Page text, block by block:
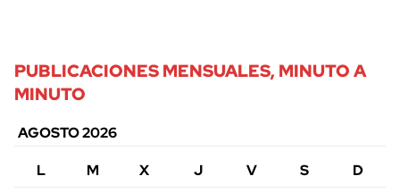
PUBLICACIONES MENSUALES, MINUTO A
MINUTO
AGOSTO 2026
L
M X J V S
D